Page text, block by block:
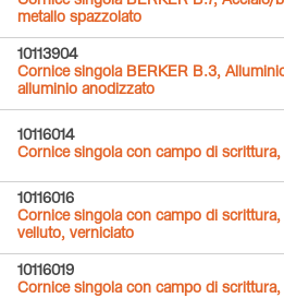
metallo spazzolato
10113904
Cornice singola BERKER B.3,
alluminio anodizzato
10116014
Cornice singola con campo di scrittura,
10116016
Cornice singola con campo di scrittura,
velluto, verniciato
10116019
Cornice singola con campo di scrittura,